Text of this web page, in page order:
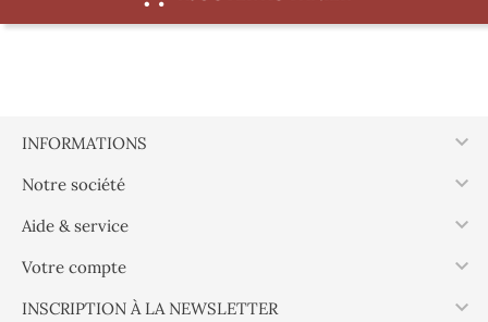
INFORMATIONS 
Notre société 
Aide & service 
Votre compte 
INSCRIPTION À LA NEWSLETTER 